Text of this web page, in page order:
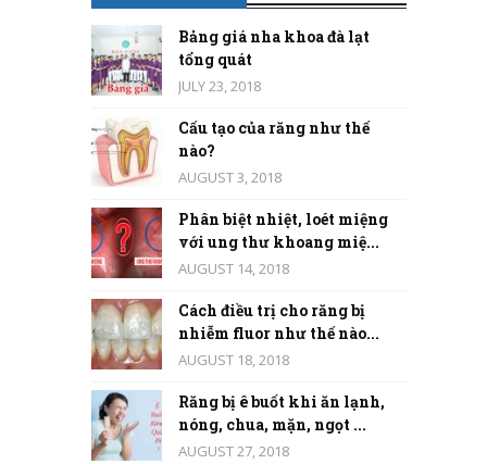
Bảng giá nha khoa đà lạt
tổng quát
JULY 23, 2018
Cấu tạo của răng như thế
nào?
AUGUST 3, 2018
Phân biệt nhiệt, loét miệng
với ung thư khoang miệ...
AUGUST 14, 2018
Cách điều trị cho răng bị
nhiễm fluor như thế nào...
AUGUST 18, 2018
Răng bị ê buốt khi ăn lạnh,
nóng, chua, mặn, ngọt ...
AUGUST 27, 2018